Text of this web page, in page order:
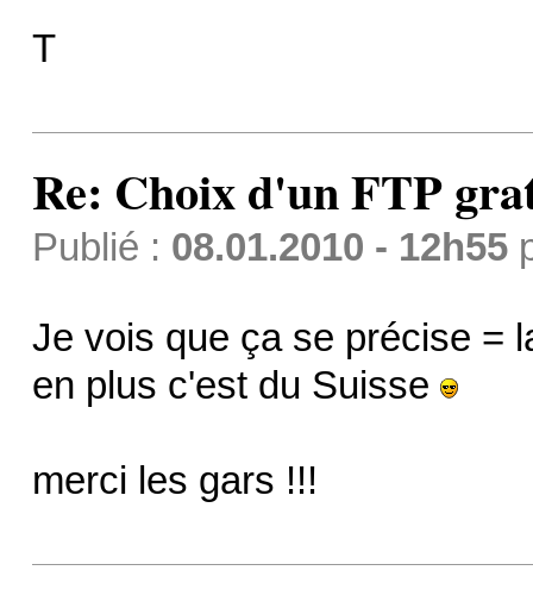
T
Re: Choix d'un FTP
Publié : 08.01.2010 - 12h55
Je vois que ça se précise =
en plus c'est du Suisse
merci les gars !!!